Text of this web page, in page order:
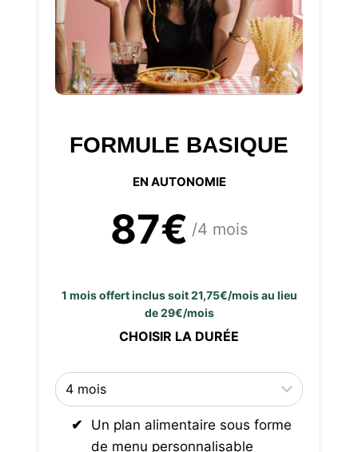
FORMULE BASIQUE
EN AUTONOMIE
87€ /4 mois
1 mois offert inclus soit 21,75€/mois au lieu
de 29€/mois
CHOISIR LA DURÉE
Un plan alimentaire sous forme
de menu personnalisable